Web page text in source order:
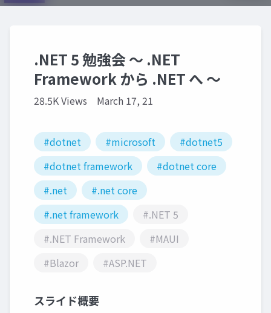
.NET 5 勉強会 ～ .NET
Framework から .NET へ ～
28.5K Views March 17, 21
#dotnet #microsoft
#dotnet5
#dotnet framework
#dotnet core
#.net
#.net core
#.net framework
#.NET 5
#.NET Framework
#MAUI
#Blazor
#ASP.NET
スライド概要